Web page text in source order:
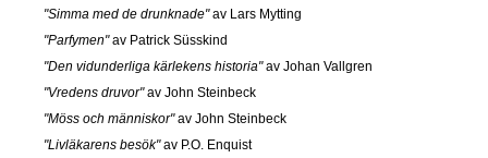
"Simma med de drunknade"av Lars Mytting
"Parfymen"av Patrick Süsskind
"Den vidunderliga kärlekens historia"av Johan Vallgren
"Vredens druvor"av John Steinbeck
"Möss och människor"av John Steinbeck
"Livläkarens besök"av P.O. Enquist